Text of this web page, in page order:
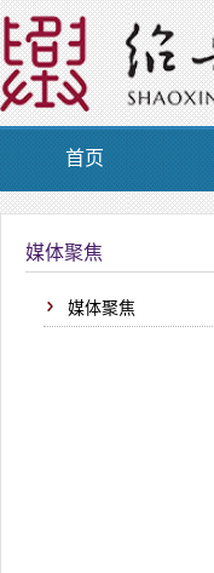
首页
媒体聚焦
媒体聚焦